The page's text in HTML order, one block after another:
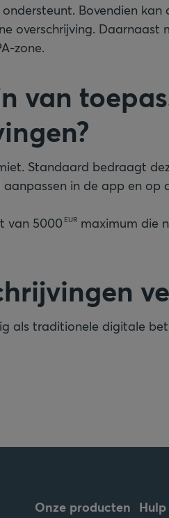
Bovendien kan
overschrijving. Daarnaast
zone.
van
Standaard bedraagt
in de app en op
van 5000 EUR maximum die
als traditionele digitale
Onze producten Hulp